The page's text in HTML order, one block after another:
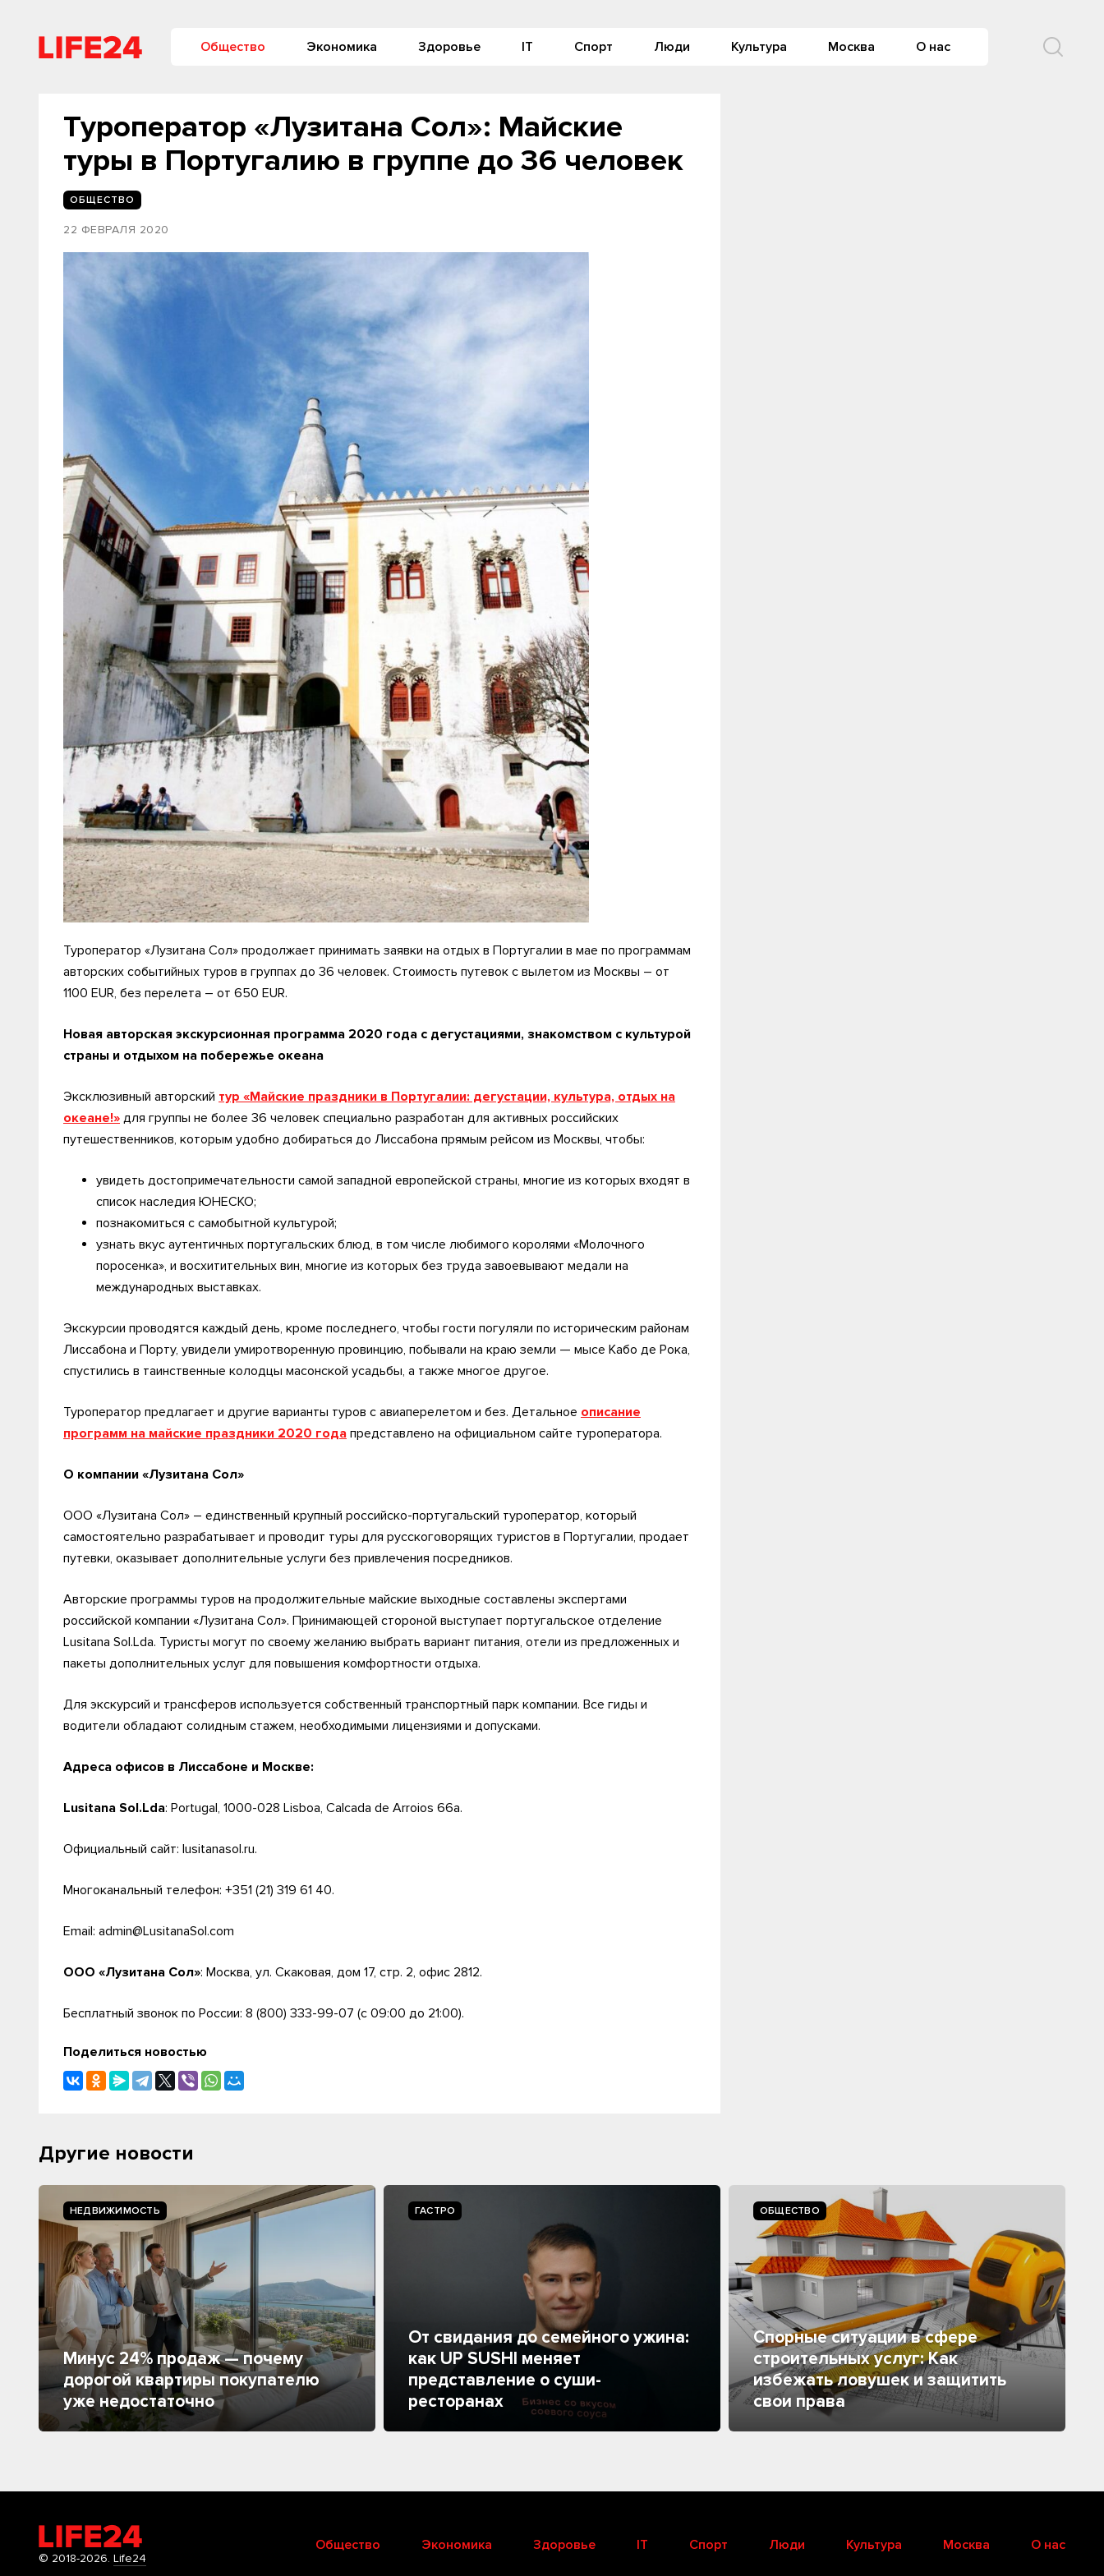
Общество Экономика Здоровье IT Спорт Люди Культура Москва О нас
Туроператор «Лузитана Сол»: Майские
туры в Португалию в группе до 36 человек
ОБЩЕСТВО
22 ФЕВРАЛЯ 2020
Туроператор «Лузитана Сол» продолжает принимать заявки на отдых в Португалии в мае по программам
авторских событийных туров в группах до 36 человек. Стоимость путевок с вылетом из Москвы – от
1100 EUR, без перелета – от 650 EUR.
Новая авторская экскурсионная программа 2020 года с дегустациями, знакомством с культурой
страны и отдыхом на побережье океана
Эксклюзивный авторский тур «Майские праздники в Португалии: дегустации, культура, отдых на
океане!» для группы не более 36 человек специально разработан для активных российских
путешественников, которым удобно добираться до Лиссабона прямым рейсом из Москвы, чтобы:
увидеть достопримечательности самой западной европейской страны, многие из которых входят в
список наследия ЮНЕСКО;
познакомиться с самобытной культурой;
узнать вкус аутентичных португальских блюд, в том числе любимого королями «Молочного
поросенка», и восхитительных вин, многие из которых без труда завоевывают медали на
международных выставках.
Экскурсии проводятся каждый день, кроме последнего, чтобы гости погуляли по историческим районам
Лиссабона и Порту, увидели умиротворенную провинцию, побывали на краю земли — мысе Кабо де Рока,
спустились в таинственные колодцы масонской усадьбы, а также многое другое.
Туроператор предлагает и другие варианты туров с авиаперелетом и без. Детальное описание
программ на майские праздники 2020 года представлено на официальном сайте туроператора.
О компании «Лузитана Сол»
ООО «Лузитана Сол» – единственный крупный российско-португальский туроператор, который
самостоятельно разрабатывает и проводит туры для русскоговорящих туристов в Португалии, продает
путевки, оказывает дополнительные услуги без привлечения посредников.
Авторские программы туров на продолжительные майские выходные составлены экспертами
российской компании «Лузитана Сол». Принимающей стороной выступает португальское отделение
Lusitana Sol.Lda. Туристы могут по своему желанию выбрать вариант питания, отели из предложенных и
пакеты дополнительных услуг для повышения комфортности отдыха.
Для экскурсий и трансферов используется собственный транспортный парк компании. Все гиды и
водители обладают солидным стажем, необходимыми лицензиями и допусками.
Адреса офисов в Лиссабоне и Москве:
Lusitana Sol.Lda: Portugal, 1000-028 Lisboa, Calcada de Arroios 66a.
Официальный сайт: lusitanasol.ru.
Многоканальный телефон: +351 (21) 319 61 40.
Email: admin@LusitanaSol.com
ООО «Лузитана Сол»: Москва, ул. Скаковая, дом 17, стр. 2, офис 2812.
Бесплатный звонок по России: 8 (800) 333-99-07 (с 09:00 до 21:00).
Поделиться новостью
Другие новости
НЕДВИЖИМОСТЬ
Минус 24% продаж — почему
дорогой квартиры покупателю
уже недостаточно
ГАСТРО
От свидания до семейного ужина:
как UP SUSHI меняет
представление о суши-
ресторанах
ОБЩЕСТВО
Спорные ситуации в сфере
строительных услуг: Как
избежать ловушек и защитить
свои права
© 2018-2026. Life24
Общество Экономика Здоровье IT Спорт Люди Культура Москва О нас